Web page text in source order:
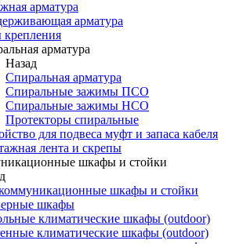
арматура
арматура
крепления
арматура
Назад
Спиральная арматура
Спиральные зажимы ПСО
Спиральные зажимы НСО
Протекторы спиральные
для подвеса муфт и запаса кабеля
лента и скрепы
шкафы и стойки
шкафы и стойки
шкафы
климатические шкафы (outdoor)
климатические шкафы (outdoor)